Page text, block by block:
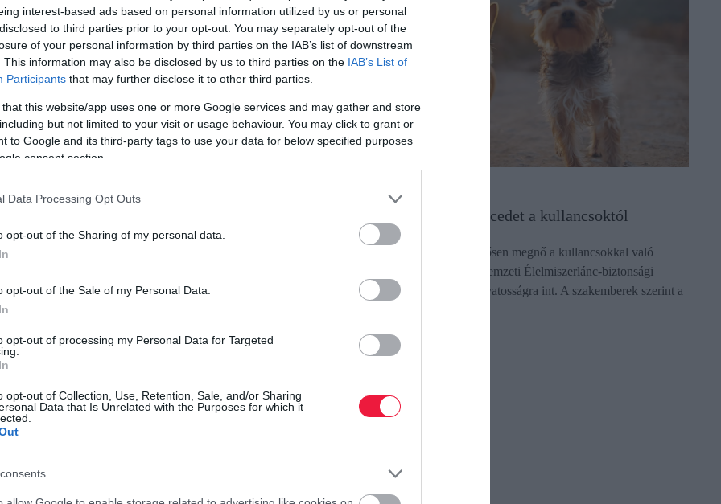
interest-based ads based on personal information utilized by us or personal
to third parties prior to your opt-out. You may separately opt-out of the
of your personal information by third parties on the IAB’s list of downstream
This information may also be disclosed by us to third parties on the IAB’s List of
Participants that may further disclose it to other third parties.
that this website/app uses one or more Google services and may gather and store
but not limited to your visit or usage behaviour. You may click to grant or
to Google and its third-party tags to use your data for below specified purposes
consent section.
Data Processing Opt Outs
opt-out of the Sharing of my personal data.
opt-out of the Sale of my Personal Data.
opt-out of processing my Personal Data for Targeted
opt-out of Collection, Use, Retention, Sale, and/or Sharing
Data that Is Unrelated with the Purposes for which it
forrásként a Google Keresőben!
elkerülésében
vesebetegségben (CKD), ami miatt felhalmozódik a
róla, hogy ilyen betegségük van. Azonban a megfelelő
így hozzájárulhat az egészségünk fenntartásához. A
a tonhal, a lazacot vagy a pisztráng) pedig jó adag
zsírszintjét és a vérnyomást. Ugyanakkor vesebetegség
miközben rostban, C- és K-vitaminban gazdag.
mellett. B6-, B9-, C- és K-vitaminhoz, rosthoz,
Antioxidánsokat is tartalmaz, amelyek segíthetnek a
egészségét.
magas az antioxidáns-, C-vitamin- és rosttartalma.
támogatásában, és visszafordítva egy részét a
Így védd házi kedvencedet a kullancsoktól
A nyári hónapokban jelentősen megnő a kullancsokkal való
találkozás esélye, ezért a Nemzeti Élelmiszerlánc-biztonsági
Hivatal (Nébih) fokozott óvatosságra int. A szakemberek szerint a